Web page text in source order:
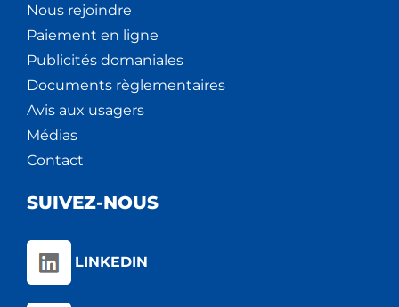
Nous rejoindre
Paiement en ligne
Publicités domaniales
Documents règlementaires
Avis aux usagers
Médias
Contact
SUIVEZ-NOUS
LINKEDIN